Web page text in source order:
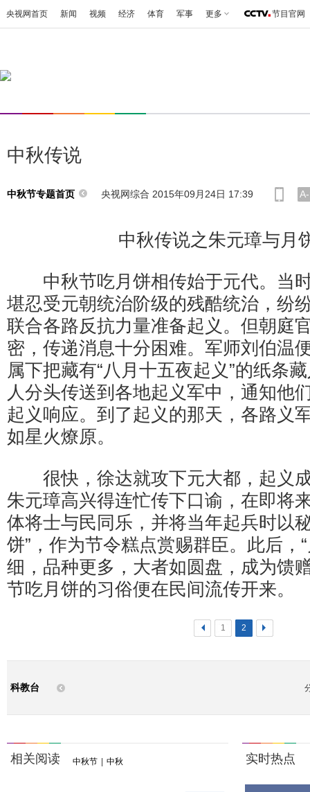
央视网首页 新闻 视频 经济 体育 军事 更多 节目官网
中秋传说
中秋节专题首页 央视网综合 2015年09月24日 17:39 A-
中秋传说之朱元璋与月
中秋节吃月饼相传始于元代。当
堪忍受元朝统治阶级的残酷统治，纷
联合各路反抗力量准备起义。但朝庭
密，传递消息十分困难。军师刘伯温
属下把藏有“八月十五夜起义”的纸条
人分头传送到各地起义军中，通知他
起义响应。到了起义的那天，各路义
如星火燎原。
很快，徐达就攻下元大都，起义
朱元璋高兴得连忙传下口谕，在即将
体将士与民同乐，并将当年起兵时以
饼”，作为节令糕点赏赐群臣。此后，
细，品种更多，大者如圆盘，成为馈
节吃月饼的习俗便在民间流传开来。
< 1 2 >
科教台
相关阅读 中秋节 中秋 实时热点